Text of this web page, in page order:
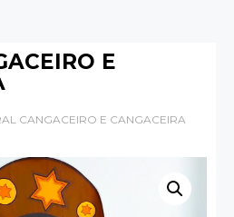
E
CANGACEIRO E CANGACEIRA